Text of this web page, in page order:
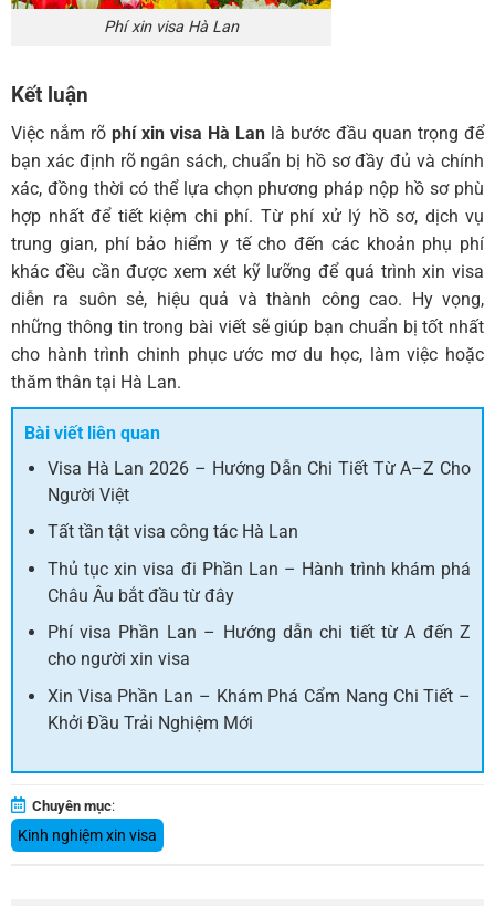
Phí xin visa Hà Lan
Kết luận
Việc nắm rõ phí xin visa Hà Lan là bước đầu quan trọng để
bạn xác định rõ ngân sách, chuẩn bị hồ sơ đầy đủ và chính
xác, đồng thời có thể lựa chọn phương pháp nộp hồ sơ phù
hợp nhất để tiết kiệm chi phí. Từ phí xử lý hồ sơ, dịch vụ
trung gian, phí bảo hiểm y tế cho đến các khoản phụ phí
khác đều cần được xem xét kỹ lưỡng để quá trình xin visa
diễn ra suôn sẻ, hiệu quả và thành công cao. Hy vọng,
những thông tin trong bài viết sẽ giúp bạn chuẩn bị tốt nhất
cho hành trình chinh phục ước mơ du học, làm việc hoặc
thăm thân tại Hà Lan.
Bài viết liên quan
Visa Hà Lan 2026 – Hướng Dẫn Chi Tiết Từ A–Z Cho
Người Việt
Tất tần tật visa công tác Hà Lan
Thủ tục xin visa đi Phần Lan – Hành trình khám phá
Châu Âu bắt đầu từ đây
Phí visa Phần Lan – Hướng dẫn chi tiết từ A đến Z
cho người xin visa
Xin Visa Phần Lan – Khám Phá Cẩm Nang Chi Tiết –
Khởi Đầu Trải Nghiệm Mới
Chuyên mục:
Kinh nghiệm xin visa